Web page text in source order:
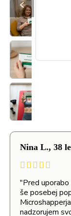
Nina L., 38
"Pred
še posebej
nadzorujem